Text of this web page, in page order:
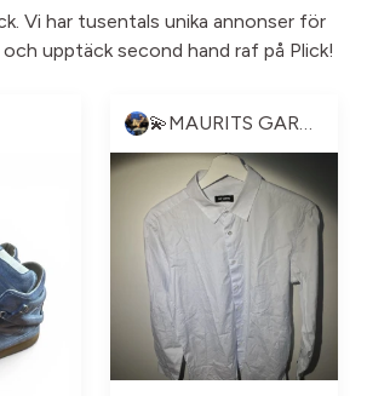
Vi har tusentals unika annonser för
upptäck second hand raf på Plick!
💫MAURITS GARDEROB💫